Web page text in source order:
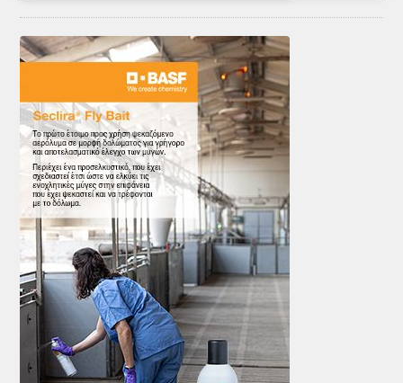
ΝΟΜΟΘΕΣΙΑ
ΕΛΛΗΝΙΚΗ ΝΟΜΟΘΕΣΙΑ
ΕΥΡΩΠΑΪΚΗ ΝΟΜΟΘΕΣΙΑ
ΤΟ ΠΕΡΙΟΔΙΚΟ
Profile
ΑΡΧΕΙΟ ΤΕΥΧΩΝ
ΣΥΝΕΔΡΙΟ ΚΡΕΑΤΟΣ